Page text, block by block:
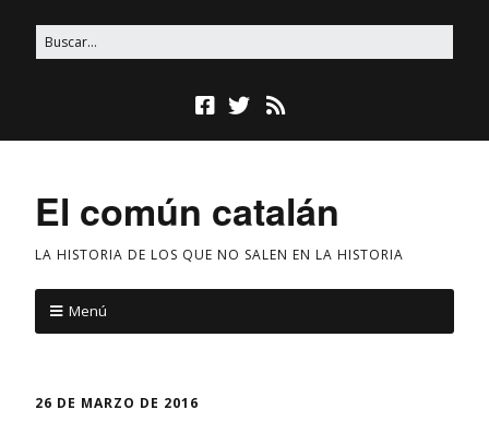
El común catalán
LA HISTORIA DE LOS QUE NO SALEN EN LA HISTORIA
Menú
26 DE MARZO DE 2016